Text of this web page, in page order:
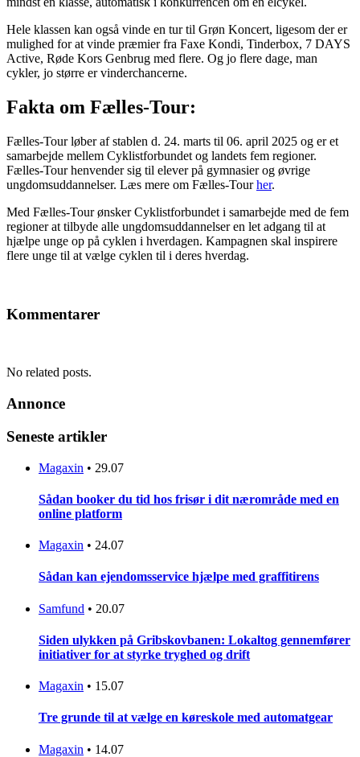
Hele klassen kan også vinde en tur til Grøn Koncert, ligesom der er
mulighed for at vinde præmier fra Faxe Kondi, Tinderbox, 7 DAYS
Active, Røde Kors Genbrug med flere. Og jo flere dage, man
cykler, jo større er vinderchancerne.
Fakta om Fælles-Tour:
Fælles-Tour løber af stablen d. 24. marts til 06. april 2025 og er et
samarbejde mellem Cyklistforbundet og landets fem regioner.
Fælles-Tour henvender sig til elever på gymnasier og øvrige
ungdomsuddannelser. Læs mere om Fælles-Tourher.
Med Fælles-Tour ønsker Cyklistforbundet i samarbejde med de fem
regioner at tilbyde alle ungdomsuddannelser en let adgang til at
hjælpe unge op på cyklen i hverdagen. Kampagnen skal inspirere
flere unge til at vælge cyklen til i deres hverdag.
Kommentarer
No related posts.
Annonce
Seneste artikler
Magaxin • 29.07
Sådan booker du tid hos frisør i dit nærområde med en
online platform
Magaxin • 24.07
Sådan kan ejendomsservice hjælpe med graffitirens
Samfund • 20.07
Siden ulykken på Gribskovbanen: Lokaltog gennemfører
initiativer for at styrke tryghed og drift
Magaxin • 15.07
Tre grunde til at vælge en køreskole med automatgear
Magaxin • 14.07